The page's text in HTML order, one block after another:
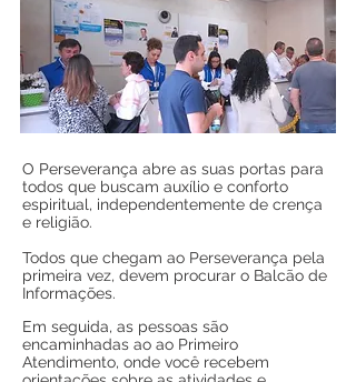
O Perseverança abre as suas portas para
todos que buscam auxílio e conforto
espiritual, independentemente de crença
e religião.
Todos que chegam ao Perseverança pela
primeira vez, devem procurar o Balcão de
Informações.
Em seguida, as pessoas são
encaminhadas ao ao Primeiro
Atendimento, onde você recebem